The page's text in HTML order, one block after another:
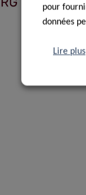
pour
données
Lire plus